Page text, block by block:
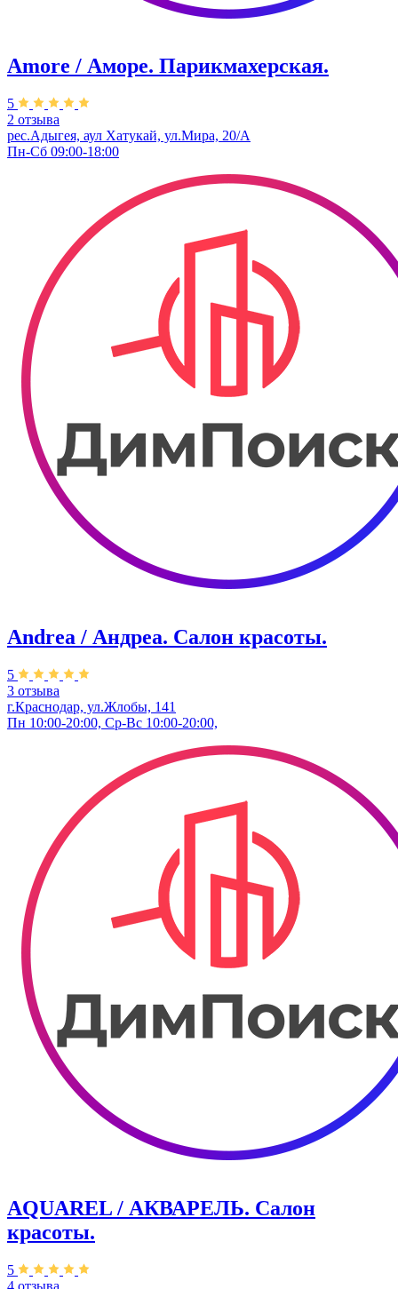
Amore / Аморе. Парикмахерская.
5
2 отзыва
рес.Адыгея, аул Хатукай, ул.Мира, 20/А
Пн-Сб 09:00-18:00
Andrea / Андреа. Салон красоты.
5
3 отзыва
г.Краснодар, ул.Жлобы, 141
Пн 10:00-20:00, Ср-Вс 10:00-20:00,
AQUAREL / АКВАРЕЛЬ. Салон
красоты.
5
4 отзыва